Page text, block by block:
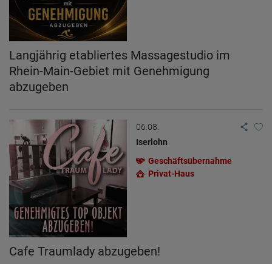
Langjährig etabliertes Massagestudio im
Rhein-Main-Gebiet mit Genehmigung
abzugeben
06.08.
Iserlohn
Geschäftsübernahme
Privat-Haus
Cafe Traumlady abzugeben!